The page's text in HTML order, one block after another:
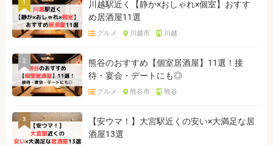
1
川越駅近く【静か×おしゃれ×個室】おすす
め居酒屋11選
グルメ 川越市 川越
2
熊谷のおすすめ【個室居酒屋】11選！接
待・宴会・デートにも◎
グルメ 熊谷市 熊谷
3
【安ウマ！】大宮駅近くの安い×大満足な居
酒屋13選